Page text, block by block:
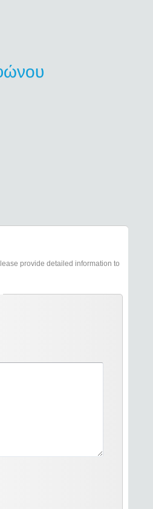
provide detailed information to